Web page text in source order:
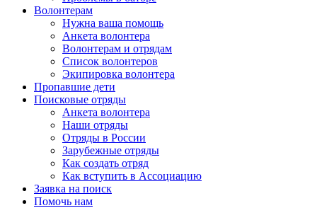
Волонтерам
Нужна ваша помощь
Анкета волонтера
Волонтерам и отрядам
Список волонтеров
Экипировка волонтера
Пропавшие дети
Поисковые отряды
Анкета волонтера
Наши отряды
Отряды в России
Зарубежные отряды
Как создать отряд
Как вступить в Ассоциацию
Заявка на поиск
Помочь нам